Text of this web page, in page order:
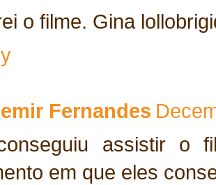
o filme. Gina
Fernandes
assistir o
em que eles